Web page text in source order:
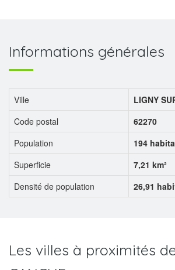
Informations générales
Ville
LIGNY
Code postal
62270
Population
194
Superficie
7,21 km²
Densité de population
26,91
Les villes à proximités